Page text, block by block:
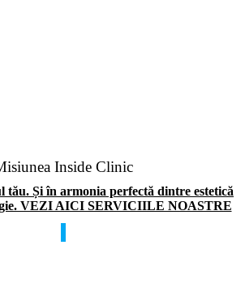
Inside Clinic
tău. Și în armonia perfectă dintre estetică
VEZI AICI SERVICIILE NOASTRE